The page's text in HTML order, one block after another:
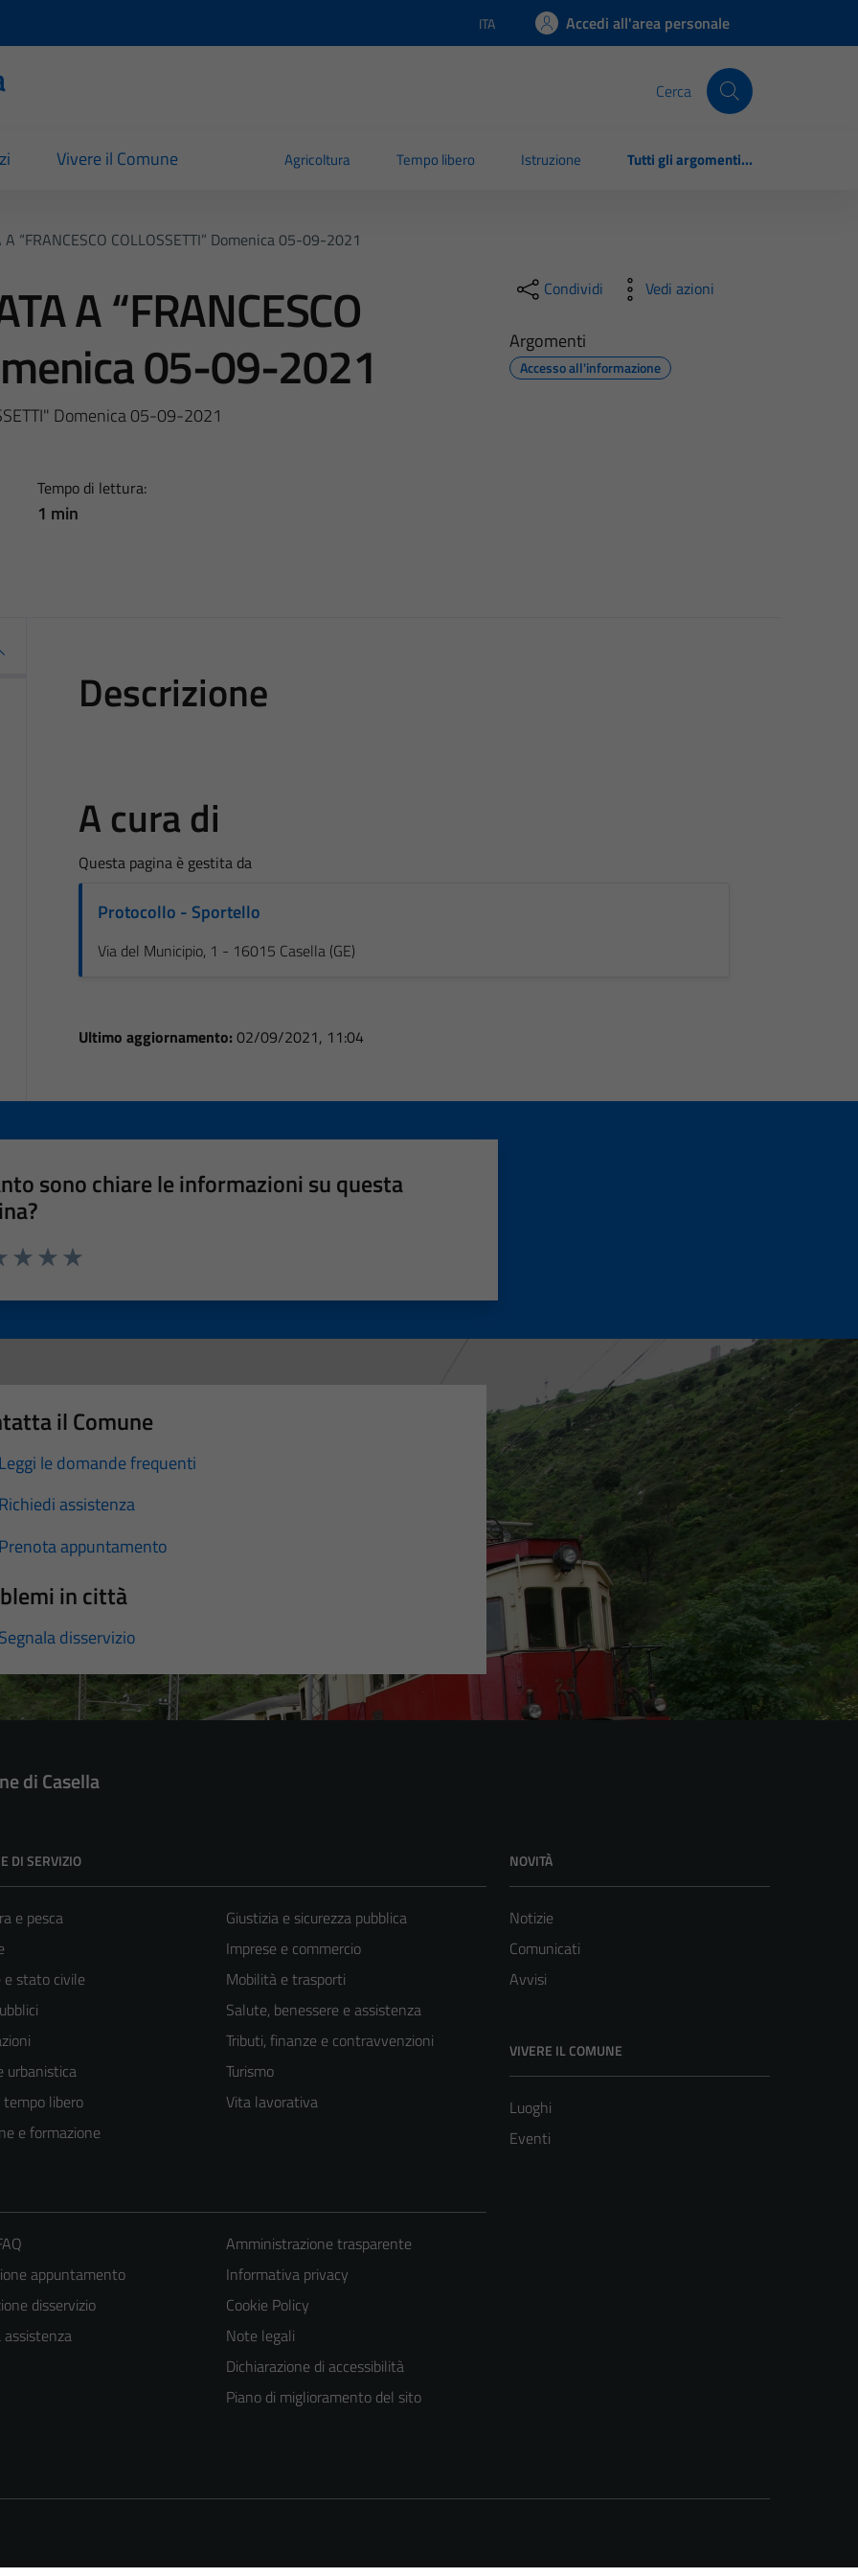
Lingua attiva:
ITA Accedi all'area personale
Cerca
Vivere il Comune Agricoltura Tempo libero Istruzione Tutti gli argomenti...
A “FRANCESCO COLLOSSETTI” Domenica 05-09-2021
A “FRANCESCO
05-09-2021
Domenica 05-09-2021
Tempo di lettura:
1 min
Condividi Vedi azioni
Argomenti
Accesso all'informazione
Descrizione
A cura di
Questa pagina è gestita da
Protocollo - Sportello
Via del Municipio, 1 - 16015 Casella (GE)
Ultimo aggiornamento: 02/09/2021, 11:04
sono chiare le informazioni su questa
il Comune
Leggi le domande frequenti
Richiedi assistenza
Prenota appuntamento
in città
Segnala disservizio
di Casella
DI SERVIZIO
e pesca
e stato civile
urbanistica
libero
e formazione
Giustizia e sicurezza pubblica
Imprese e commercio
Mobilità e trasporti
Salute, benessere e assistenza
Tributi, finanze e contravvenzioni
Turismo
Vita lavorativa
NOVITÀ
Notizie
Comunicati
Avvisi
VIVERE IL COMUNE
Luoghi
Eventi
appuntamento
disservizio
assistenza
Amministrazione trasparente
Informativa privacy
Cookie Policy
Note legali
Dichiarazione di accessibilità
Piano di miglioramento del sito